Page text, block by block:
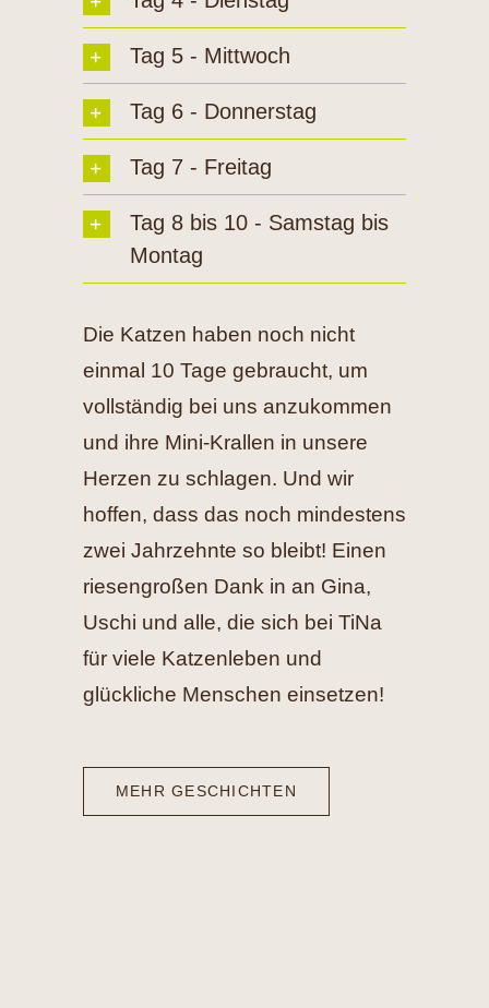
Tag 5 - Mittwoch
Tag 6 - Donnerstag
Tag 7 - Freitag
Tag 8 bis 10 - Samstag bis
Montag
Die Katzen haben noch nicht
einmal 10 Tage gebraucht, um
vollständig bei uns anzukommen
und ihre Mini-Krallen in unsere
Herzen zu schlagen. Und wir
hoffen, dass das noch mindestens
zwei Jahrzehnte so bleibt! Einen
riesengroßen Dank in an Gina,
Uschi und alle, die sich bei TiNa
für viele Katzenleben und
glückliche Menschen einsetzen!
MEHR GESCHICHTEN